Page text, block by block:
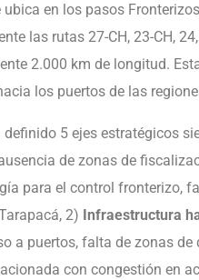
en los pasos
las rutas 27-CH, 23-CH,
2.000 km de longitud.
los puertos de las
definido 5 ejes estratégicos
de zonas de
para el control fronterizo,
2) Infraestructura
a puertos, falta de zonas
con congestión en